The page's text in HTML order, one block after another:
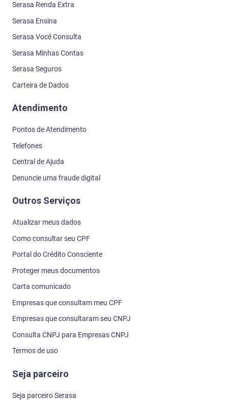
Serasa Renda Extra
Serasa Ensina
Serasa Você Consulta
Serasa Minhas Contas
Serasa Seguros
Carteira de Dados
Atendimento
Pontos de Atendimento
Telefones
Central de Ajuda
Denuncie uma fraude digital
Outros Serviços
Atualizar meus dados
Como consultar seu CPF
Portal do Crédito Consciente
Proteger meus documentos
Carta comunicado
Empresas que consultam meu CPF
Empresas que consultaram seu CNPJ
Consulta CNPJ para Empresas CNPJ
Termos de uso
Seja parceiro
Seja parceiro Serasa